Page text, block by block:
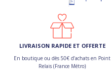
LIVRAISON RAPIDE ET OFFERTE
En boutique ou dès 50€ d’achats en Point
Relais (France Métro)